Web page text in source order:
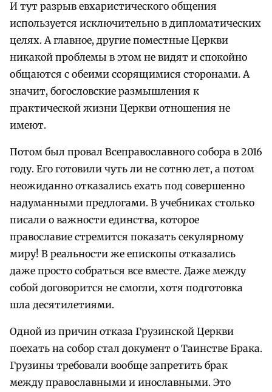
И тут разрыв евхаристического общения
используется исключительно в дипломатических
целях. А главное, другие поместные Церкви
никакой проблемы в этом не видят и спокойно
общаются с обеими ссорящимися сторонами. А
значит, богословские размышления к
практической жизни Церкви отношения не
имеют.
Потом был провал Всеправославного собора в 2016
году. Его готовили чуть ли не сотню лет, а потом
неожиданно отказались ехать под совершенно
надуманными предлогами. В учебниках столько
писали о важности единства, которое
православие стремится показать секулярному
миру! В реальности же епископы отказались
даже просто собраться все вместе. Даже между
собой договорится не смогли, хотя подготовка
шла десятилетиями.
Одной из причин отказа Грузинской Церкви
поехать на собор стал документ о Таинстве Брака.
Грузины требовали вообще запретить брак
между православными и инославными. Это